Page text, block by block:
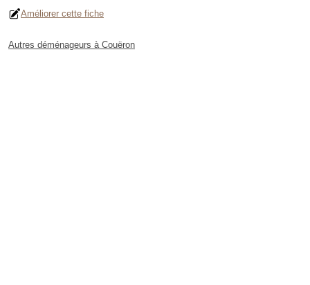
Améliorer cette fiche
Autres déménageurs à Couëron